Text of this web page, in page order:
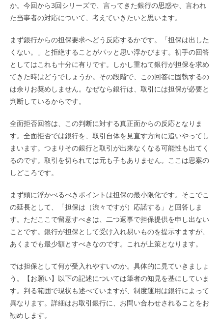
か。今回から3回シリーズで、言ってきた銀行の思惑や、言われ
た当事者の対応について、考えていきたいと思います。
まず銀行からの担保要求へどう反応するかです。「担保は出した
くない。」と拒絶することがパッと思い浮かびます。初手の回答
としてはこれも十分に有りです。しかし重ねて銀行が担保を求め
てきた時はどうでしょうか。その段階で、この回答に固執するの
は余りお奨めしません。なぜなら銀行は、取引には担保が必要と
判断しているからです。
全面拒否回答は、この判断に対する真正面からの反応となりま
す。全面拒否では銀行を、取引自体を見直す方向に追いやってし
まいます。つまりその銀行と取引が出来なくなる可能性も出てく
るのです。取引を切られては元も子もありません。ここは思案の
しどころです。
まず頭に浮かべるべきポイントは担保の最小限化です。そこでこ
の延長として、「担保は（渋々ですが）応諾する」と回答しま
す。ただここで留意すべきは、二つ返事で担保提供を申し出ない
ことです。銀行が担保として受け入れ易いものを提示すますが、
あくまでも最少額とすべきなのです。これが上策となります。
では担保として何が受入れやすいのか。具体的に見ていきましょ
う。【お願い】以下の記述については筆者の知見を基にしていま
す。判る範囲で現状も述べていますが、制度運用は銀行によって
異なります。詳細はお取引銀行に、お問い合わせされることをお
勧めします。